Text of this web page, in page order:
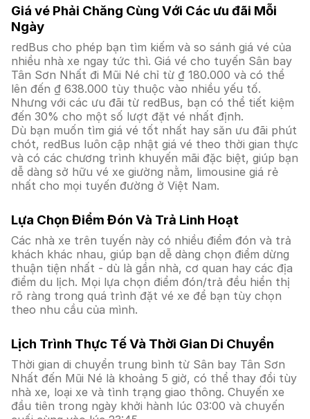
Giá vé Phải Chăng Cùng Với Các ưu đãi Mỗi
Ngày
redBus cho phép bạn tìm kiếm và so sánh giá vé của
nhiều nhà xe ngay tức thì. Giá vé cho tuyến Sân bay
Tân Sơn Nhất đi Mũi Né chỉ từ ₫ 180.000 và có thể
lên đến ₫ 638.000 tùy thuộc vào nhiều yếu tố.
Nhưng với các ưu đãi từ redBus, bạn có thể tiết kiệm
đến 30% cho một số lượt đặt vé nhất định.
Dù bạn muốn tìm giá vé tốt nhất hay săn ưu đãi phút
chót, redBus luôn cập nhật giá vé theo thời gian thực
và có các chương trình khuyến mãi đặc biệt, giúp bạn
dễ dàng sở hữu vé xe giường nằm, limousine giá rẻ
nhất cho mọi tuyến đường ở Việt Nam.
Lựa Chọn Điểm Đón Và Trả Linh Hoạt
Các nhà xe trên tuyến này có nhiều điểm đón và trả
khách khác nhau, giúp bạn dễ dàng chọn điểm dừng
thuận tiện nhất - dù là gần nhà, cơ quan hay các địa
điểm du lịch. Mọi lựa chọn điểm đón/trả đều hiển thị
rõ ràng trong quá trình đặt vé xe để bạn tùy chọn
theo nhu cầu của mình.
Lịch Trình Thực Tế Và Thời Gian Di Chuyển
Thời gian di chuyển trung bình từ Sân bay Tân Sơn
Nhất đến Mũi Né là khoảng 5 giờ, có thể thay đổi tùy
nhà xe, loại xe và tình trạng giao thông. Chuyến xe
đầu tiên trong ngày khởi hành lúc 03:00 và chuyến